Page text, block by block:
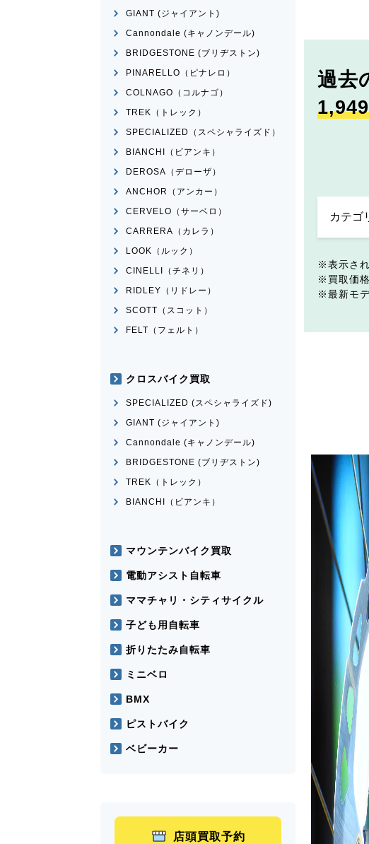
過去
1,949
表示さ
買取価
最新モ
GIANT (ジャイアント)
Cannondale (キャノンデール)
BRIDGESTONE (ブリヂストン)
PINARELLO（ピナレロ）
COLNAGO（コルナゴ）
TREK（トレック）
SPECIALIZED（スペシャライズド）
BIANCHI（ビアンキ）
DEROSA（デローザ）
ANCHOR（アンカー）
CERVELO（サーベロ）
CARRERA（カレラ）
LOOK（ルック）
CINELLI（チネリ）
RIDLEY（リドレー）
SCOTT（スコット）
FELT（フェルト）
クロスバイク買取
SPECIALIZED (スペシャライズド)
GIANT (ジャイアント)
Cannondale (キャノンデール)
BRIDGESTONE (ブリヂストン)
TREK（トレック）
BIANCHI（ビアンキ）
マウンテンバイク買取
電動アシスト自転車
ママチャリ・シティサイクル
子ども用自転車
折りたたみ自転車
ミニベロ
BMX
ピストバイク
ベビーカー
店頭買取予約